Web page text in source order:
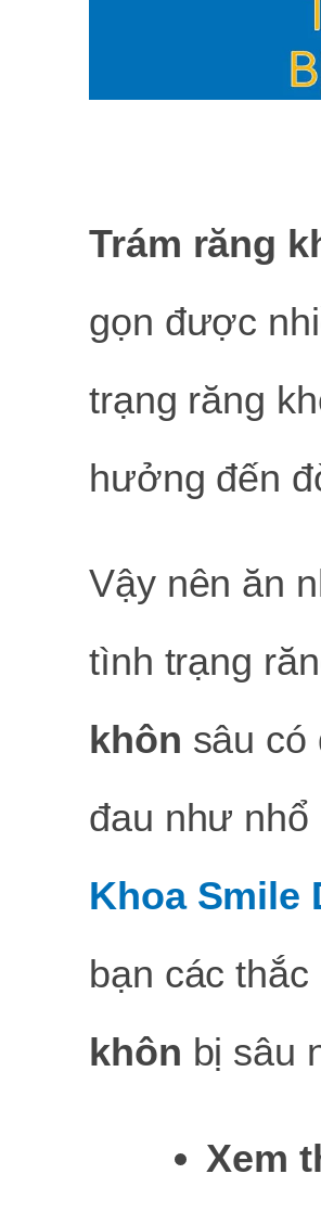
Trám răng
gọn được
trạng răng
hưởng đến
Vậy nên ăn
tình trạng
khôn sâu có
đau như nhổ
Khoa Smile
bạn các
khôn bị sâu
Xem